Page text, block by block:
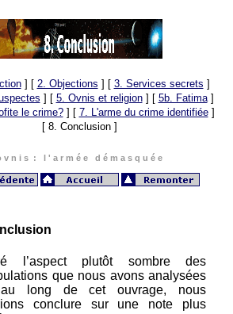
] [ 2. Objections ] [ 3. Services secrets ]
] [ 5. Ovnis et religion] [ 5b. Fatima]
le crime?] [ 7. L'arme du crime identifiée]
[ 8. Conclusion ]
v n i s : l ' a r m é e d é m a s q u é e
l’aspect plutôt sombre des
que nous avons analysées
long de cet ouvrage, nous
conclure sur une note plus